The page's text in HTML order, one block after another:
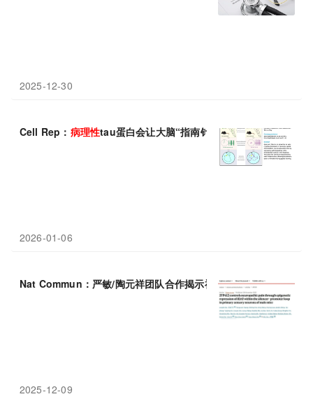
2025-12-30
Cell Rep： 病理性tau蛋白会让大脑“指南针”失灵，老年人迷路或
2026-01-06
Nat Commun：严敏/陶元祥团队合作揭示神经病理性疼痛的三维
2025-12-09